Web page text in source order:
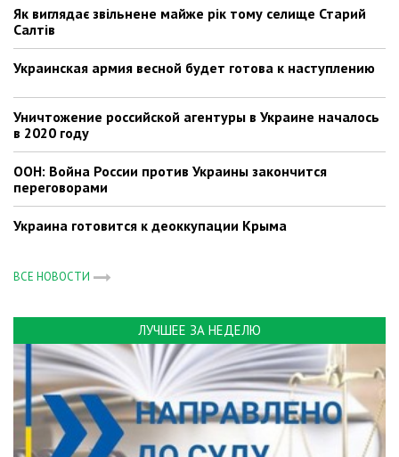
Як виглядає звільнене майже рік тому селище Старий
Салтів
Украинская армия весной будет готова к наступлению
Уничтожение российской агентуры в Украине началось
в 2020 году
ООН: Война России против Украины закончится
переговорами
Украина готовится к деоккупации Крыма
ВСЕ НОВОСТИ
ЛУЧШЕЕ ЗА НЕДЕЛЮ